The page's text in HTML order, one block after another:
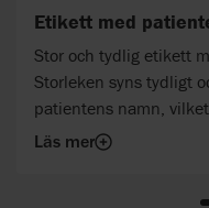
Etikett med
Stor och tydlig etikett
Storleken syns tydligt
patientens namn,
Läs mer